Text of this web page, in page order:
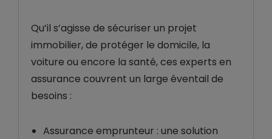
Qu’il s’agisse de sécuriser un projet
immobilier, de protéger le domicile, la
voiture ou encore la santé, ces experts en
assurance couvrent un large éventail de
besoins :
Assurance emprunteur : une solution